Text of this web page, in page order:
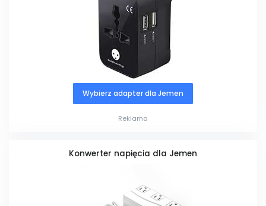
Wybierz adapter dla Jemen
Reklama
Konwerter napięcia dla Jemen